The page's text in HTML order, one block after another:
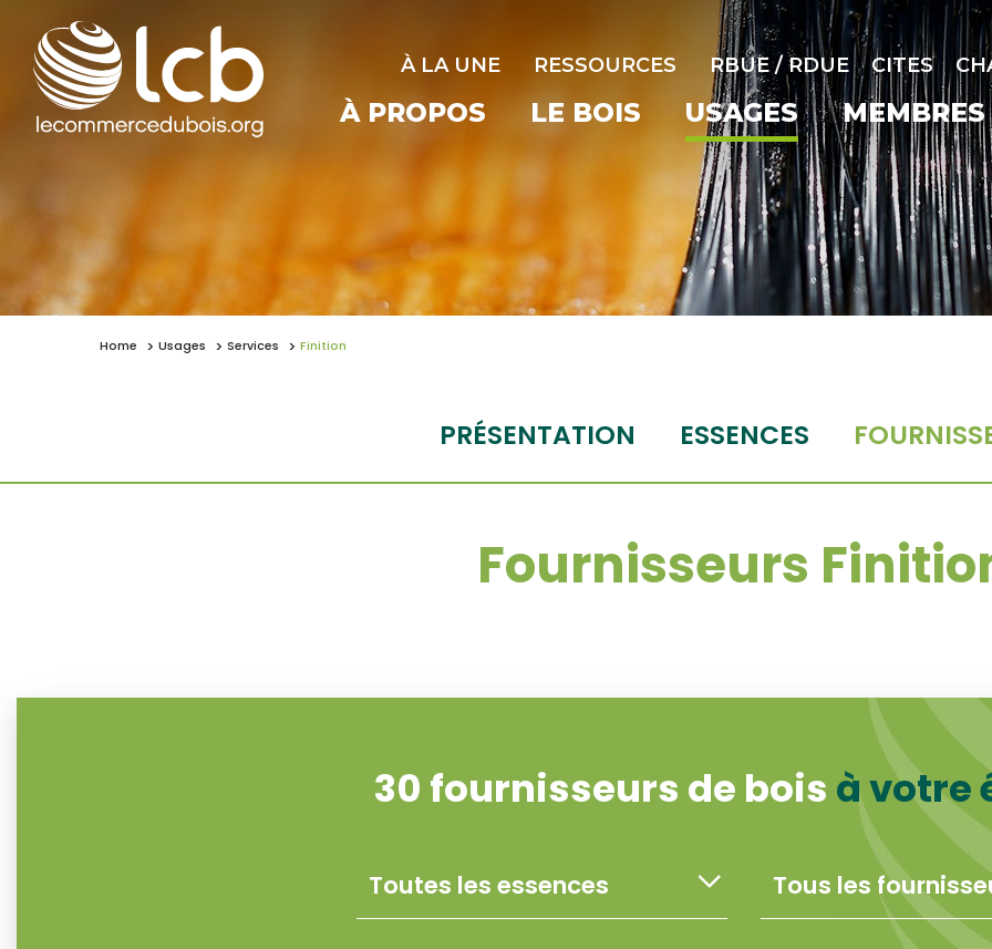
À LA UNE RESSOURCES RBUE / RDUE CITES
À PROPOS LE BOIS USAGES MEMBRES
Home Usages Services Finition
PRÉSENTATION ESSENCES
Fournisseurs
30 fournisseurs de bois à votre